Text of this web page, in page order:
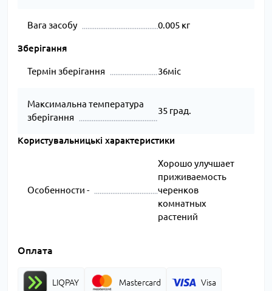
Вага засобу 0.005 кг
Зберігання
Термін зберігання 36міс
Максимальна температура
зберігання
35 град.
Користувальницькі характеристики
Особенности -
Хорошо улучшает
приживаемость
черенков
комнатных
растений
Оплата
LIQPAY Mastercard Visa